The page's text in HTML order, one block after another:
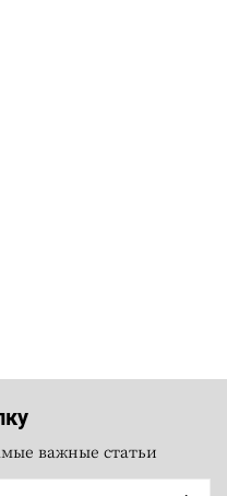
важные статьи